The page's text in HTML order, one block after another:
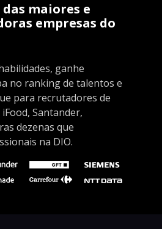
maiores e
empresas do
ganhe
no ranking de talentos e
para recrutadores de
Santander,
dezenas que
na DIO.